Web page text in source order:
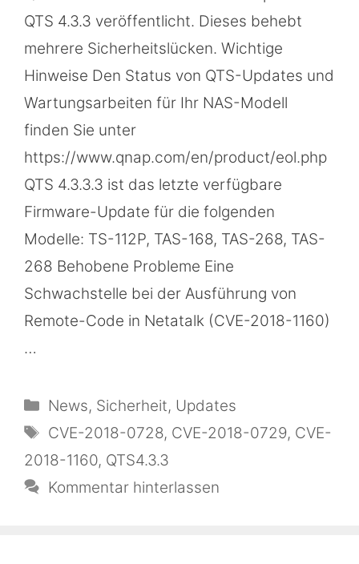
QTS 4.3.3 veröffentlicht. Dieses behebt
mehrere Sicherheitslücken. Wichtige
Hinweise Den Status von QTS-Updates und
Wartungsarbeiten für Ihr NAS-Modell
finden Sie unter
https://www.qnap.com/en/product/eol.php
QTS 4.3.3.3 ist das letzte verfügbare
Firmware-Update für die folgenden
Modelle: TS-112P, TAS-168, TAS-268, TAS-
268 Behobene Probleme Eine
Schwachstelle bei der Ausführung von
Remote-Code in Netatalk (CVE-2018-1160)
…
Kategorien
News, Sicherheit, Updates
Schlagwörter
CVE-2018-0728, CVE-2018-0729, CVE-
2018-1160, QTS4.3.3
Kommentar hinterlassen